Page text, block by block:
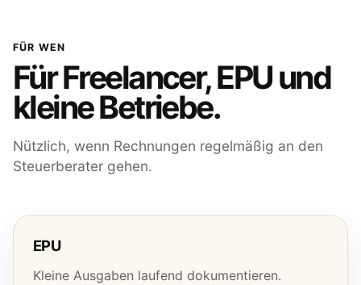
FÜR WEN
Für Freelancer, EPU und
kleine Betriebe.
Nützlich, wenn Rechnungen regelmäßig an den
Steuerberater gehen.
EPU
Kleine Ausgaben laufend dokumentieren.